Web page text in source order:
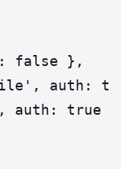
false },
auth:
auth: true